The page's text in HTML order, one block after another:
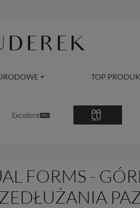
TOP
FORMS -